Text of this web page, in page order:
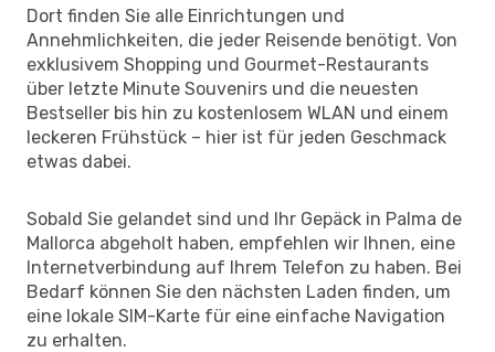
Dort finden Sie alle Einrichtungen und
Annehmlichkeiten, die jeder Reisende benötigt. Von
exklusivem Shopping und Gourmet-Restaurants
über letzte Minute Souvenirs und die neuesten
Bestseller bis hin zu kostenlosem WLAN und einem
leckeren Frühstück – hier ist für jeden Geschmack
etwas dabei.
Sobald Sie gelandet sind und Ihr Gepäck in Palma de
Mallorca abgeholt haben, empfehlen wir Ihnen, eine
Internetverbindung auf Ihrem Telefon zu haben. Bei
Bedarf können Sie den nächsten Laden finden, um
eine lokale SIM-Karte für eine einfache Navigation
zu erhalten.